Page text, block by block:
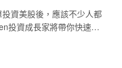
資美股後，應該不少人都
投資成長家將帶你快速了
以參考美股開戶文章；